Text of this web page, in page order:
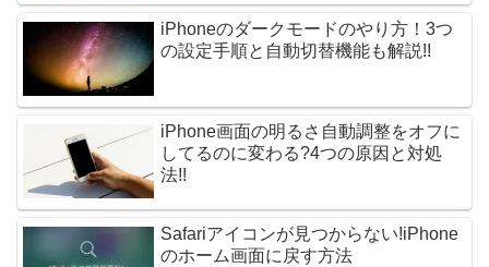
iPhoneのダークモードのやり方！3つ
の設定手順と自動切替機能も解説!!
iPhone画面の明るさ自動調整をオフに
してるのに変わる?4つの原因と対処
法!!
Safariアイコンが見つからない!iPhone
のホーム画面に戻す方法